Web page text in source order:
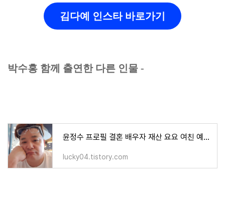
김다예 인스타 바로가기
박수홍 함께 출연한 다른 인물 -
윤정수 프로필 결혼 배우자 재산 요요 여친 예비 신부 얼굴 부인 아내 김숙 박수홍
lucky04.tistory.com